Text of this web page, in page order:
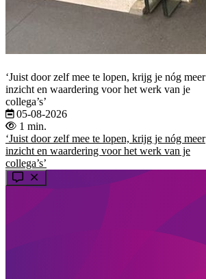
‘Juist door zelf mee te lopen, krijg je nóg meer
inzicht en waardering voor het werk van je
collega’s’
05-08-2026
1 min.
‘Juist door zelf mee te lopen, krijg je nóg meer
inzicht en waardering voor het werk van je
collega’s’